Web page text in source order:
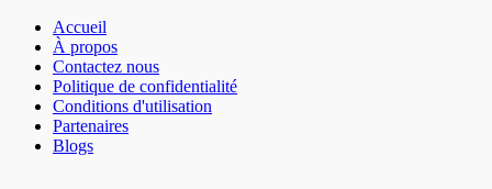
Accueil
À propos
Contactez nous
Politique de confidentialité
Conditions d'utilisation
Partenaires
Blogs